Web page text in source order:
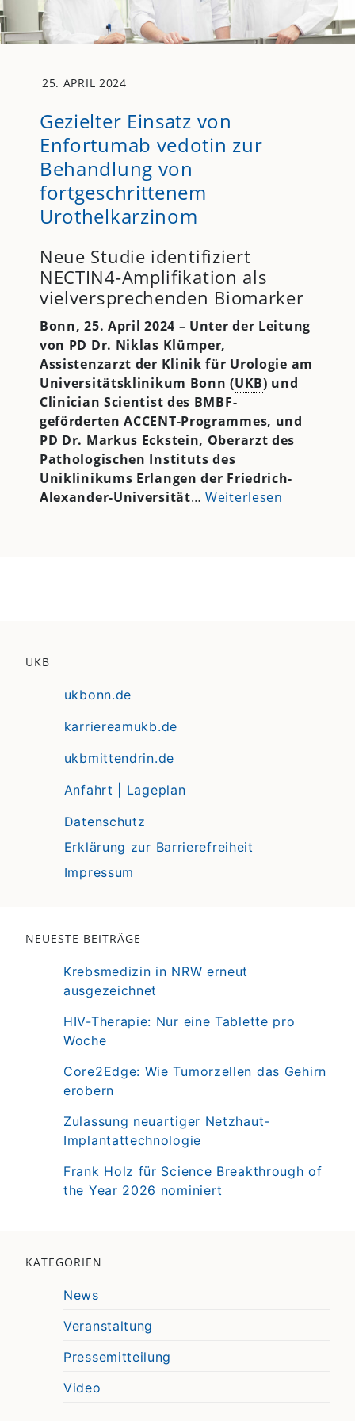
25. APRIL 2024
Gezielter Einsatz von
Enfortumab vedotin zur
Behandlung von
fortgeschrittenem
Urothelkarzinom
Neue Studie identifiziert
NECTIN4-Amplifikation als
vielversprechenden Biomarker
Bonn, 25. April 2024 – Unter der Leitung
von PD Dr. Niklas Klümper,
Assistenzarzt der Klinik für Urologie am
Universitätsklinikum Bonn (UKB) und
Clinician Scientist des BMBF-
geförderten ACCENT-Programmes, und
PD Dr. Markus Eckstein, Oberarzt des
Pathologischen Instituts des
Uniklinikums Erlangen der Friedrich-
Alexander-Universität…Weiterlesen
UKB
ukbonn.de
karriereamukb.de
ukbmittendrin.de
Anfahrt | Lageplan
Datenschutz
Erklärung zur Barrierefreiheit
Impressum
NEUESTE BEITRÄGE
Krebsmedizin in NRW erneut
ausgezeichnet
HIV-Therapie: Nur eine Tablette pro
Woche
Core2Edge: Wie Tumorzellen das Gehirn
erobern
Zulassung neuartiger Netzhaut-
Implantattechnologie
Frank Holz für Science Breakthrough of
the Year 2026 nominiert
KATEGORIEN
News
Veranstaltung
Pressemitteilung
Video